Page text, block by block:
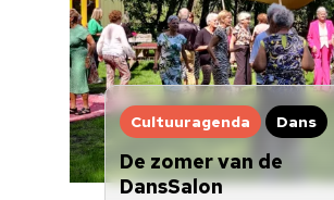
Cultuuragenda Dans
De zomer van de
DansSalon